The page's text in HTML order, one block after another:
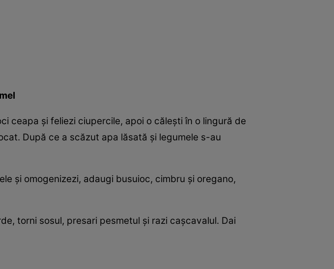
ceapa şi feliezi ciupercile, apoi o căleşti în o lingură de
După ce a scăzut apa lăsată şi legumele s-au
şi omogenizezi, adaugi busuioc, cimbru şi oregano,
torni sosul, presari pesmetul şi razi caşcavalul. Dai